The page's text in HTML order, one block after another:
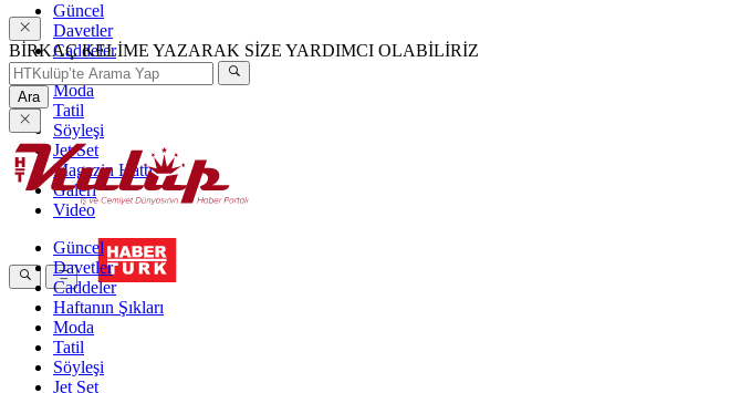
Güncel
Davetler
Caddeler
Haftanın Şıkları
Moda
Tatil
Söyleşi
Jet Set
Magazin Hattı
Galeri
Video
BİRKAÇ KELİME YAZARAK SİZE YARDIMCI OLABİLİRİZ
Ara
Güncel
Davetler
Caddeler
Haftanın Şıkları
Moda
Tatil
Söyleşi
Jet Set